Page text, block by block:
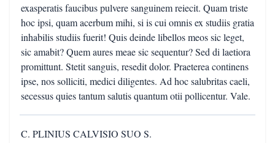
exasperatis faucibus pulvere sanguinem reiecit. Quam triste
hoc ipsi, quam acerbum mihi, si is cui omnis ex studiis gratia
inhabilis studiis fuerit! Quis deinde libellos meos sic leget,
sic amabit? Quem aures meae sic sequentur? Sed di laetiora
promittunt. Stetit sanguis, resedit dolor. Praeterea continens
ipse, nos solliciti, medici diligentes. Ad hoc salubritas caeli,
secessus quies tantum salutis quantum otii pollicentur. Vale.
C. PLINIUS CALVISIO SUO S.